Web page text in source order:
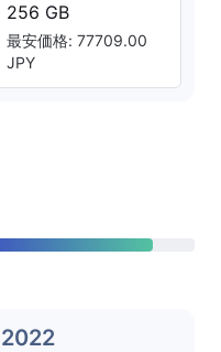
256 GB
最安価格: 77709.00
JPY
2022